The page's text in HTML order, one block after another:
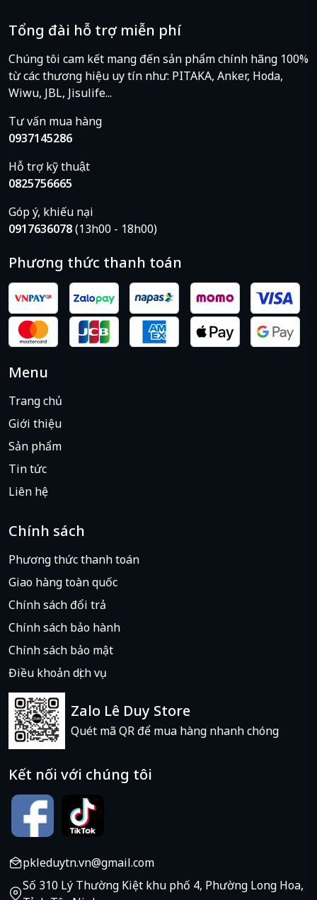
Tổng đài hỗ trợ miễn phí
Chúng tôi cam kết mang đến sản phẩm chính hãng 100%
từ các thương hiệu uy tín như: PITAKA, Anker, Hoda,
Wiwu, JBL, Jisulife...
Tư vấn mua hàng
0937145286
Hỗ trợ kỹ thuật
0825756665
Góp ý, khiếu nại
0917636078(13h00 - 18h00)
Phương thức thanh toán
Menu
Trang chủ
Giới thiệu
Sản phẩm
Tin tức
Liên hệ
Chính sách
Phương thức thanh toán
Giao hàng toàn quốc
Chính sách đổi trả
Chính sách bảo hành
Chính sách bảo mật
Điều khoản dịch vụ
Zalo Lê Duy Store
Quét mã QR để mua hàng nhanh chóng
Kết nối với chúng tôi
pkleduytn.vn@gmail.com
Số 310 Lý Thường Kiệt khu phố 4, Phường Long Hoa,